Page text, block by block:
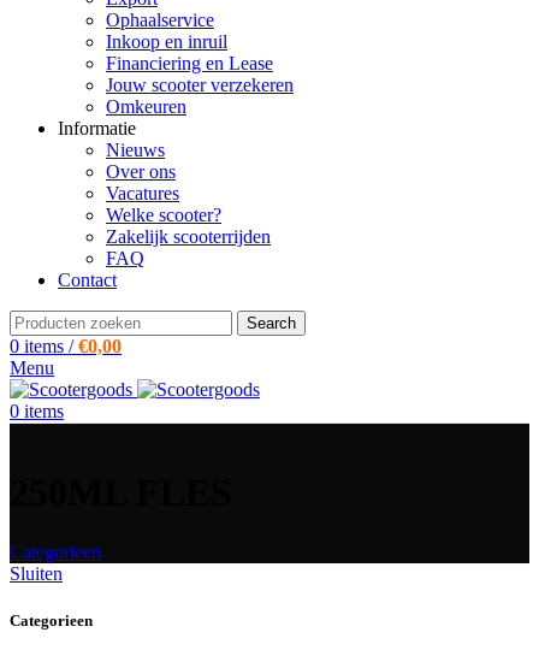
Ophaalservice
Inkoop en inruil
Financiering en Lease
Jouw scooter verzekeren
Omkeuren
Informatie
Nieuws
Over ons
Vacatures
Welke scooter?
Zakelijk scooterrijden
FAQ
Contact
Search
0 items / €0,00
Menu
0 items
Categorieen
Sluiten
Categorieen